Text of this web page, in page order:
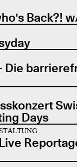
Back?!
Die
Days